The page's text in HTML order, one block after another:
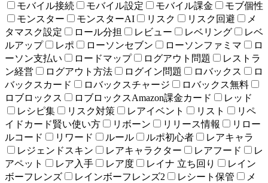
モバイル接続
モバイル設定 モバイル課金
モブ個性
モンスター
モンスターAI リスク リスク回避
メ
タマスク設定
ロール分担 レビュー レベリング
レベ
ルアップ
レポ ローソンセブン ローソンファミマ
ロ
ーソン支払い
ロードマップ ログアウト問題
レストラ
ン経営
ログアウト方法 ログイン問題 ロバックス
ロ
バックスカード
ロバックスチャージ
ロバックス無料
ロブロックス
ロブロックスAmazon課金カード
レッド
レシピ集
リスク対策 レアイベント リスト
リペ
イドカード賢い使い方
リボーン リリース情報
リロー
ルコード
リワード ルール ルポ初心者
レアキャラ
レジェンドスキン
レアキャラクター レアフード
レ
アペット
レア入手 レア度 レイナ 立ち回り
レイン
ボーフレンズ
レインボーフレンズ2 レシート保管
メ